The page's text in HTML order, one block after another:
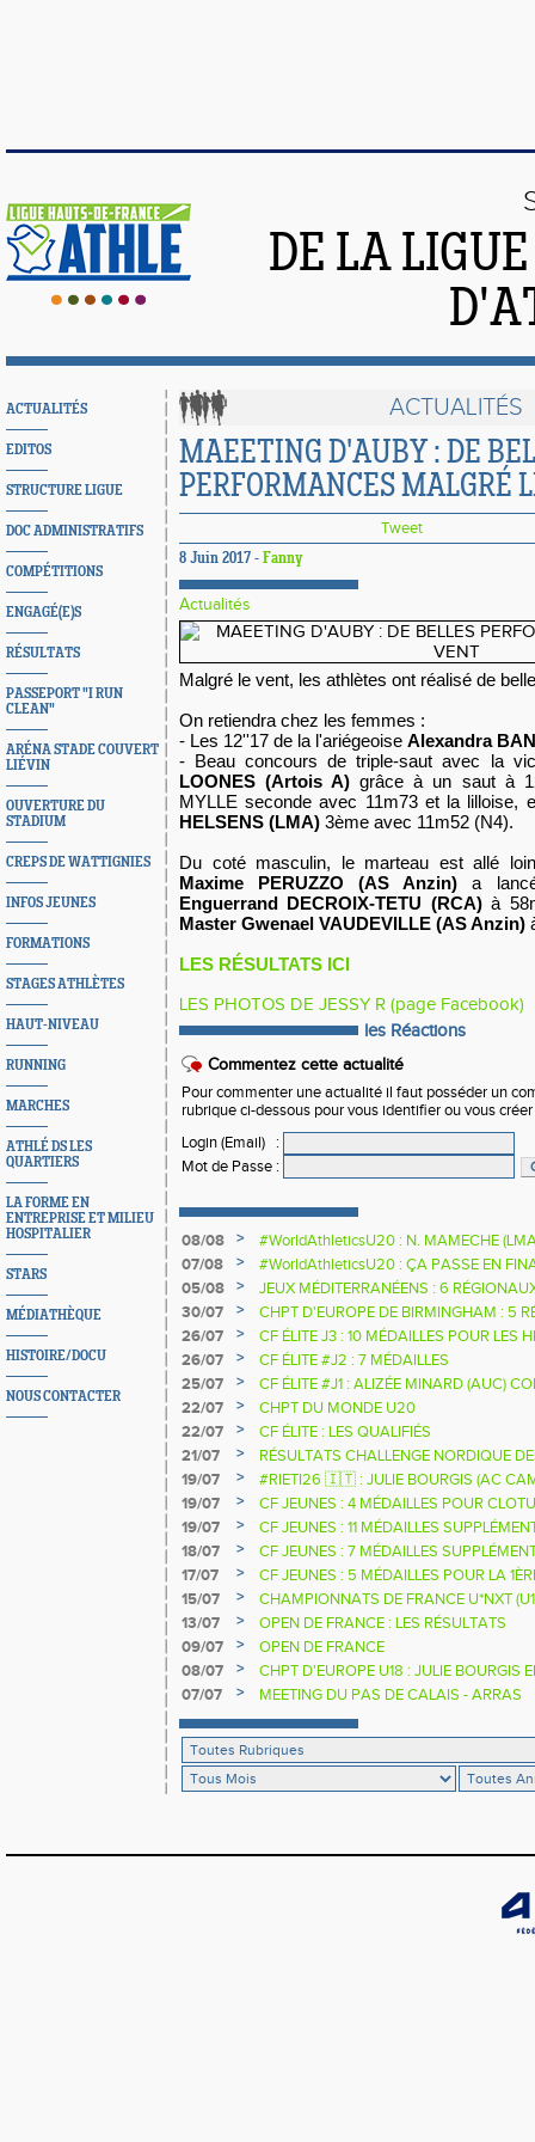
DE LA
ACTUALITÉS
EDITOS
STRUCTURE LIGUE
DOC ADMINISTRATIFS
COMPÉTITIONS
ENGAGÉ(E)S
RÉSULTATS
PASSEPORT "I RUN
CLEAN"
ARÉNA STADE COUVERT
LIÉVIN
OUVERTURE DU
STADIUM
CREPS DE WATTIGNIES
INFOS JEUNES
FORMATIONS
STAGES ATHLÈTES
HAUT-NIVEAU
RUNNING
MARCHES
ATHLÉ DS LES
QUARTIERS
LA FORME EN
ENTREPRISE ET MILIEU
HOSPITALIER
STARS
MÉDIATHÈQUE
HISTOIRE/DOCU
NOUS CONTACTER
ACTUALITÉS
MAEETING D'AUBY : DE
PERFORMANCES MALGRÉ
Tweet
8 Juin 2017 - Fanny
Actualités
Malgré le vent, les athlètes ont réalisé de
On retiendra chez les femmes :
- Les 12''17 de la l'ariégeoise Alexandra
- Beau concours de triple-saut avec la
LOONES (Artois A) grâce à un saut à
MYLLE seconde avec 11m73 et la lilloise,
HELSENS (LMA) 3ème avec 11m52 (N4).
Du coté masculin, le marteau est allé
Maxime PERUZZO (AS Anzin) a
Enguerrand DECROIX-TETU (RCA)à
Master Gwenael VAUDEVILLE (AS Anzin)
LES RÉSULTATS ICI
LES PHOTOS DE JESSY R (page Facebook)
les Réactions
Commentez cette actualité
Pour commenter une actualité il faut posséder un
rubrique ci-dessous pour vous identifier ou vous
Login (Email)
:
Mot de Passe :
08/08 >
#WorldAthleticsU20 : N. MAMECHE
07/08
>
#WorldAthleticsU20 : ÇA PASSE EN
SAUTEURS
05/08 >
JEUX MÉDITERRANÉENS : 6
30/07
>
CHPT D'EUROPE DE BIRMINGHAM : 5
26/07
>
CF ÉLITE J3 : 10 MÉDAILLES POUR LES
26/07
>
CF ÉLITE #J2 : 7 MÉDAILLES
25/07
>
CF ÉLITE #J1 : ALIZÉE MINARD (AUC)
NATIONALE
22/07 >
CHPT DU MONDE U20
22/07
>
CF ÉLITE : LES QUALIFIÉS
21/07
>
RÉSULTATS CHALLENGE NORDIQUE
2025 2026
19/07 >
#RIETI26 🇮🇹 : JULIE BOURGIS (AC
D'EUROPE U18 DE LA PERCHE
19/07 >
CF JEUNES : 4 MÉDAILLES POUR
19/07
>
CF JEUNES : 11 MÉDAILLES
18/07
>
CF JEUNES : 7 MÉDAILLES
17/07
>
CF JEUNES : 5 MÉDAILLES POUR LA
15/07
>
CHAMPIONNATS DE FRANCE U*NXT
13/07
>
OPEN DE FRANCE : LES RÉSULTATS
09/07
>
OPEN DE FRANCE
08/07
>
CHPT D'EUROPE U18 : JULIE BOURGIS
07/07
> MEETING DU PAS DE CALAIS - ARRAS